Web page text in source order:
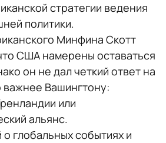
стратегии ведения
политики.
Минфина Скотт
США намерены оставаться
он не дал четкий ответ на
важнее Вашингтону:
или
альянс.
глобальных событиях и